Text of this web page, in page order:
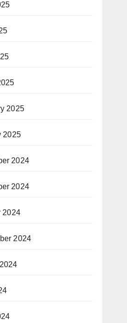
2025
2025
2024
2024
2024
2024